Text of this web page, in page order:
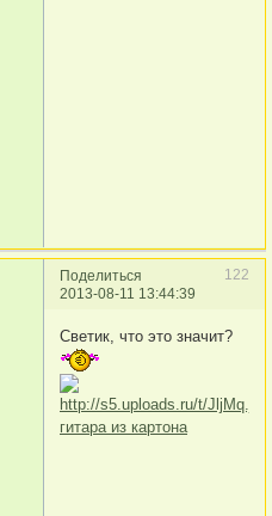
Поделиться
122
2013-08-11 13:44:39
Светик, что это значит?
гитара из картона